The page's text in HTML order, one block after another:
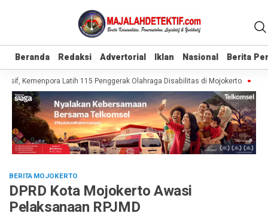
Beranda Redaksi Advertorial Iklan Nasional Berita
Beranda Redaksi Advertorial Iklan Nasional Berita
Kemenpora Latih 115 Penggerak Olahraga Disabilitas di Mojokerto
BERITA MOJOKERTO
DPRD Kota Mojokerto Awasi
Pelaksanaan RPJMD